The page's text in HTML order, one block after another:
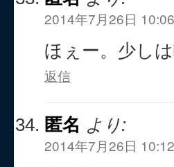
2014年7月26日
ほぇー。少し
返信
匿名 より:
2014年7月26日